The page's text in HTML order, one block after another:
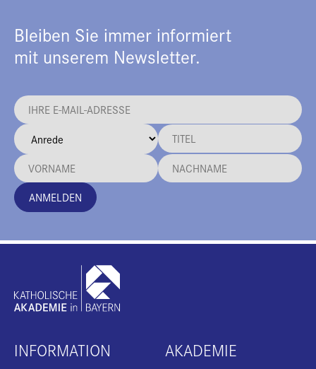
Bleiben Sie immer informiert
mit unserem Newsletter.
ANMELDEN
INFORMATION AKADEMIE